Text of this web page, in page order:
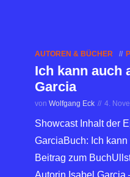
AUTOREN & BÜCHER
Ich kann auch
Garcia
von Wolfgang Eck 4.
Showcast Inhalt der
GarciaBuch: Ich
Beitrag zum
Autorin Isabel Garcia